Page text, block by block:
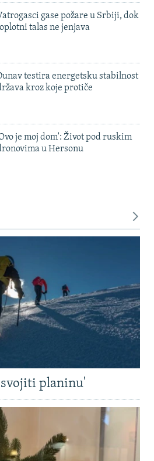
gase požare u Srbiji, dok
talas ne jenjava
testira energetsku stabilnost
kroz koje protiče
je moj dom': Život pod ruskim
u Hersonu
planinu'